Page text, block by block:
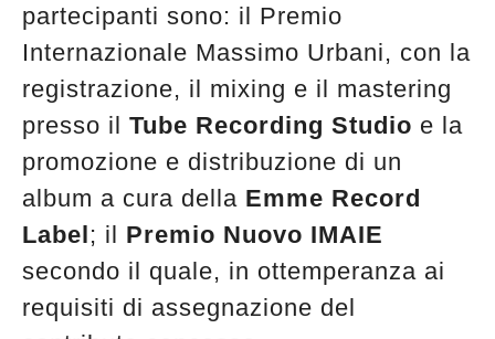
partecipanti sono: il Premio
Internazionale Massimo Urbani, con la
registrazione, il mixing e il mastering
presso il Tube Recording Studio e la
promozione e distribuzione di un
album a cura della Emme Record
Label; il Premio Nuovo IMAIE
secondo il quale, in ottemperanza ai
requisiti di assegnazione del